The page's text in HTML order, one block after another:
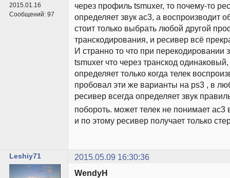
2015.01.16
Сообщений: 97
через профиль tsmuxer, то почему-то
определяет звук ac3, а воспроизводит
стоит только выбрать любой другой
транскодирования, и ресивер всё
И странно то что при перекодировании
tsmuxer что через транскод
определяет только когда телек
пробовал эти же варианты на ps3 , в
ресивер всегда определяет звук
побороть. может телек не понимает ac3
и по этому ресивер получает только
Leshiy71 2015.05.09 16:30:36
WendyH